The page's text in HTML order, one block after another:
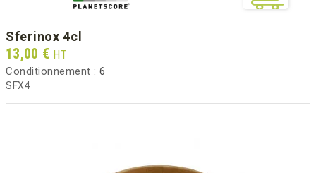
sferinox 4cl
Prix
13,00 € HT
Conditionnement : 6
SFX4